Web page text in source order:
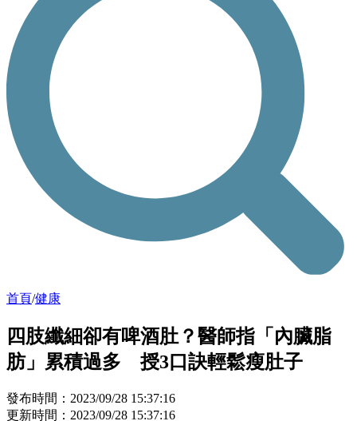
首頁/健康
四肢纖細卻有啤酒肚？醫師指「內臟脂
肪」累積過多 授3口訣輕鬆瘦肚子
發布時間：2023/09/28 15:37:16
更新時間：2023/09/28 15:37:16